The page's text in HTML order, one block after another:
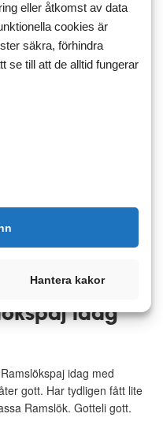
Läser slutet på
mysig.
idag
idag med
gott. Har tydligen fått lite
Ramslök. Gotteli gott.
eller åtkomst av data
cookies är
säkra, förhindra
se till att de alltid fungerar
Hantera kakor